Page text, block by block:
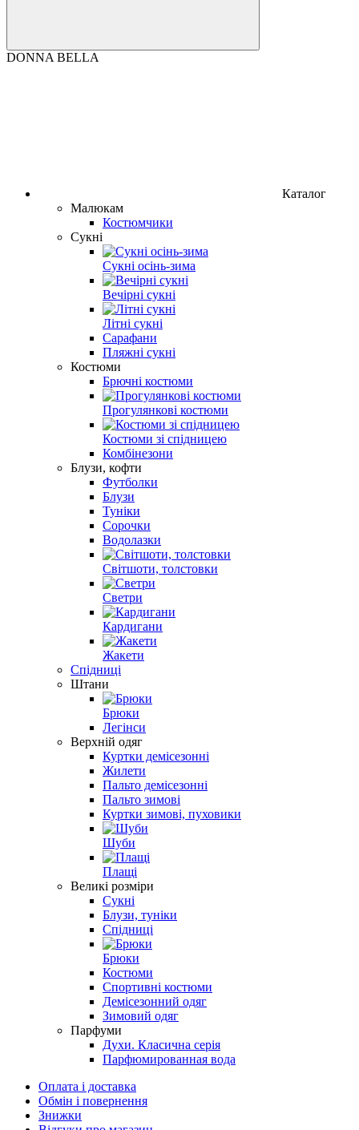
DONNA BELLA
Каталог
Малюкам
Костюмчики
Сукні
Сукні осінь-зима
Вечірні сукні
Літні сукні
Сарафани
Пляжні сукні
Костюми
Брючні костюми
Прогулянкові костюми
Костюми зі спідницею
Комбінезони
Блузи, кофти
Футболки
Блузи
Туніки
Сорочки
Водолазки
Світшоти, толстовки
Светри
Кардигани
Жакети
Спідниці
Штани
Брюки
Легінси
Верхній одяг
Куртки демісезонні
Жилети
Пальто демісезонні
Пальто зимові
Куртки зимові, пуховики
Шуби
Плащі
Великі розміри
Сукні
Блузи, туніки
Спідниці
Брюки
Костюми
Спортивні костюми
Демісезонний одяг
Зимовий одяг
Парфуми
Духи. Класична серія
Парфюмированная вода
Оплата і доставка
Обмін і повернення
Знижки